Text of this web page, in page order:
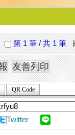
第 1 筆 / 共 1 筆
QR Code
Twitter